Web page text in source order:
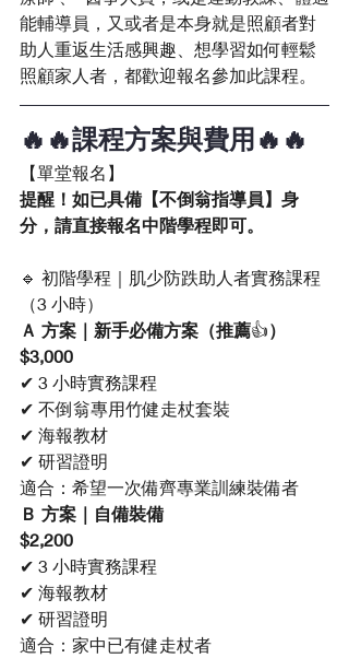
能輔導員，又或者是本身就是照顧者對
助人重返生活感興趣、想學習如何輕鬆
照顧家人者，都歡迎報名參加此課程。
🔥🔥課程方案與費用🔥🔥
【單堂報名】
提醒！如已具備【不倒翁指導員】身
分，請直接報名中階學程即可。
🔹 初階學程｜肌少防跌助人者實務課程
（3 小時）
Ａ 方案｜新手必備方案（推薦👍）
$3,000
✔ 3 小時實務課程
✔ 不倒翁專用竹健走杖套裝
✔ 海報教材
✔ 研習證明
適合：希望一次備齊專業訓練裝備者
Ｂ 方案｜自備裝備
$2,200
✔ 3 小時實務課程
✔ 海報教材
✔ 研習證明
適合：家中已有健走杖者